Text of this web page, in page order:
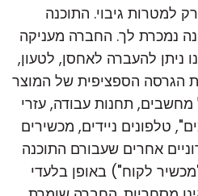
למטרות גיבוי. התוכנה
נמכרת לך. החברה מעניקה
ניתן להעברה לאחסן, לטעון,
הגרסה הספציפית של המוצר
תחנות עבודה, עזרי
טלפונים ניידים, מכשירים
אחרים שעבורם התוכנה
לקוח") באופן בלעדי